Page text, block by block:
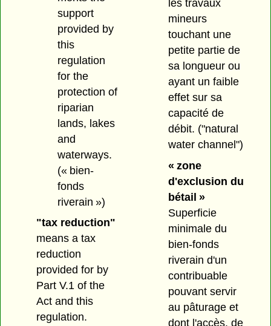
support
provided by
this
regulation
for the
protection of
riparian
lands, lakes
and
waterways.
(« bien-
fonds
riverain »)
"tax reduction"
means a tax
reduction
provided for by
Part V.1 of the
Act and this
regulation.
les travaux
mineurs
touchant une
petite partie de
sa longueur ou
ayant un faible
effet sur sa
capacité de
débit. ("natural
water channel")
« zone
d'exclusion du
bétail »
Superficie
minimale du
bien-fonds
riverain d'un
contribuable
pouvant servir
au pâturage et
dont l'accès, de